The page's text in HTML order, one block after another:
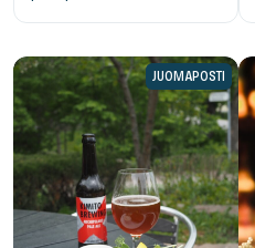
JUOMAPOSTI